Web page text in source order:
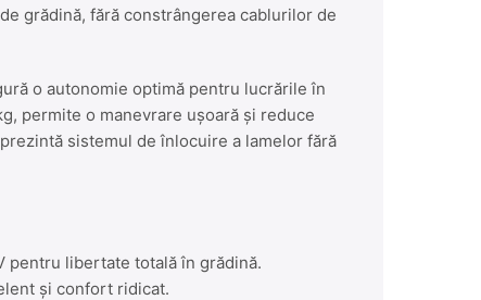
grădină, fără constrângerea cablurilor de
o autonomie optimă pentru lucrările în
permite o manevrare ușoară și reduce
sistemul de înlocuire a lamelor fără
pentru libertate totală în grădină.
și confort ridicat.